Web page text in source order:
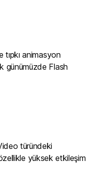
animasyon
günümüzde Flash
türündeki
yüksek etkileşim